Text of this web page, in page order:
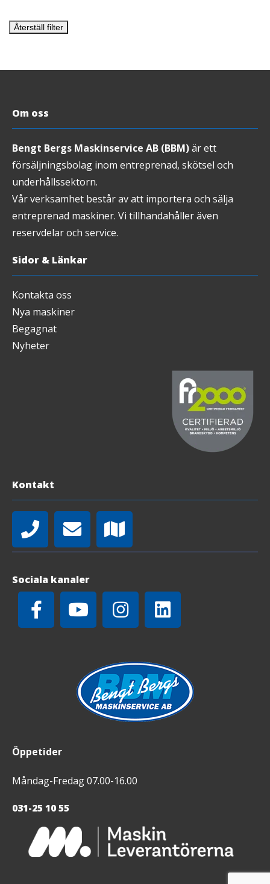
Återställ filter
Om oss
Bengt Bergs Maskinservice AB (BBM)är ett
försäljningsbolag inom entreprenad, skötsel och
underhållssektorn.
Vår verksamhet består av att importera och sälja
entreprenad maskiner. Vi tillhandahåller även
reservdelar och service.
Sidor & Länkar
Kontakta oss
Nya maskiner
Begagnat
Nyheter
Kontakt
Sociala kanaler
Öppetider
Måndag-Fredag 07.00-16.00
031-25 10 55